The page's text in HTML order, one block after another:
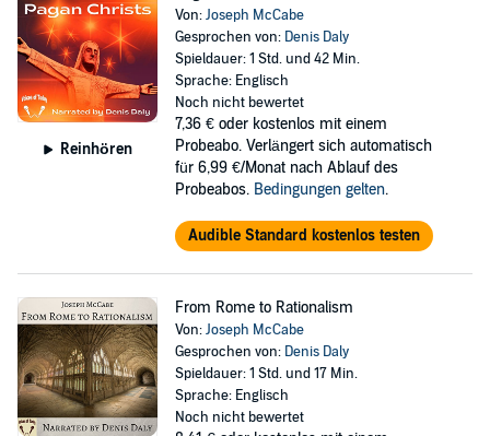
Reinhören
Von:Joseph McCabe
Gesprochen von: Denis Daly
Spieldauer: 1 Std. und 42 Min.
Sprache: Englisch
Noch nicht bewertet
7,36 € oder kostenlos mit einem
Probeabo. Verlängert sich automatisch
für 6,99 €/Monat nach Ablauf des
Probeabos. Bedingungen gelten.
Audible Standard kostenlos testen
From Rome to Rationalism
Von:Joseph McCabe
Gesprochen von: Denis Daly
Spieldauer: 1 Std. und 17 Min.
Sprache: Englisch
Noch nicht bewertet